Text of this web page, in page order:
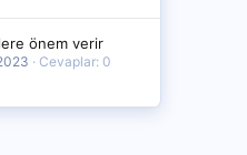
önem verir
Cevaplar: 0